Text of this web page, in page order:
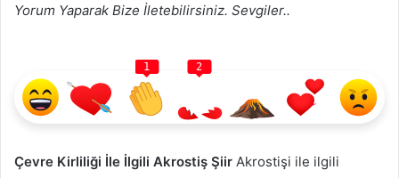
Yorum Yaparak Bize İletebilirsiniz. Sevgiler..
1 2
Çevre Kirliliği İle İlgili Akrostiş Şiir Akrostişi ile ilgili